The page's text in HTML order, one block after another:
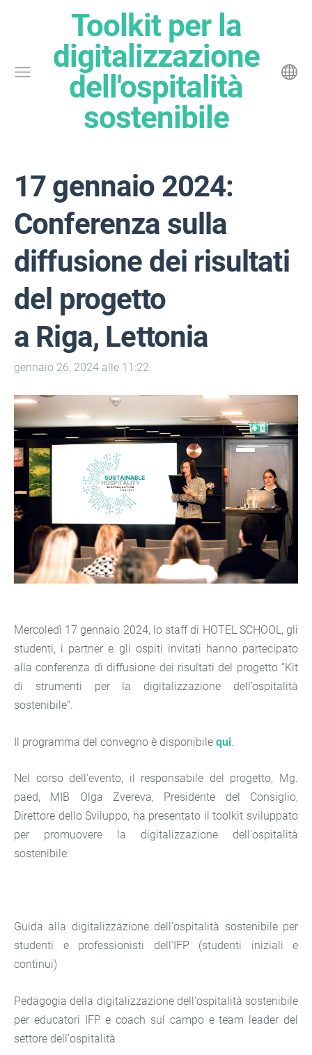
Toolkit per la
digitalizzazione
dell'ospitalità
sostenibile
17 gennaio 2024:
Conferenza sulla
diffusione dei risultati
del progetto
a Riga, Lettonia
gennaio 26, 2024 alle 11:22
Mercoledì 17 gennaio 2024, lo staff di HOTEL SCHOOL, gli
studenti, i partner e gli ospiti invitati hanno partecipato
alla conferenza di diffusione dei risultati del progetto “Kit
di strumenti per la digitalizzazione dell’ospitalità
sostenibile”.
Il programma del convegno è disponibile qui
Nel corso dell'evento, il responsabile del progetto, Mg.
paed, MIB Olga Zvereva, Presidente del Consiglio,
Direttore dello Sviluppo, ha presentato il toolkit sviluppato
per promuovere la digitalizzazione dell'ospitalità
sostenibile:
Guida alla digitalizzazione dell'ospitalità sostenibile per
studenti e professionisti dell'IFP (studenti iniziali e
continui)
Pedagogia della digitalizzazione dell'ospitalità sostenibile
per educatori IFP e coach sul campo e team leader del
settore dell'ospitalità